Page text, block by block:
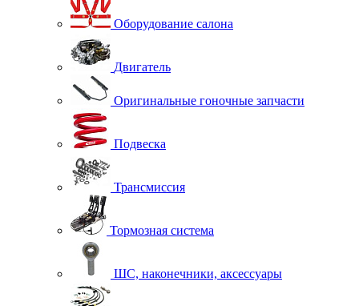
Оборудование салона
Двигатель
Оригинальные гоночные запчасти
Подвеска
Трансмиссия
Тормозная система
ШС, наконечники, аксессуары